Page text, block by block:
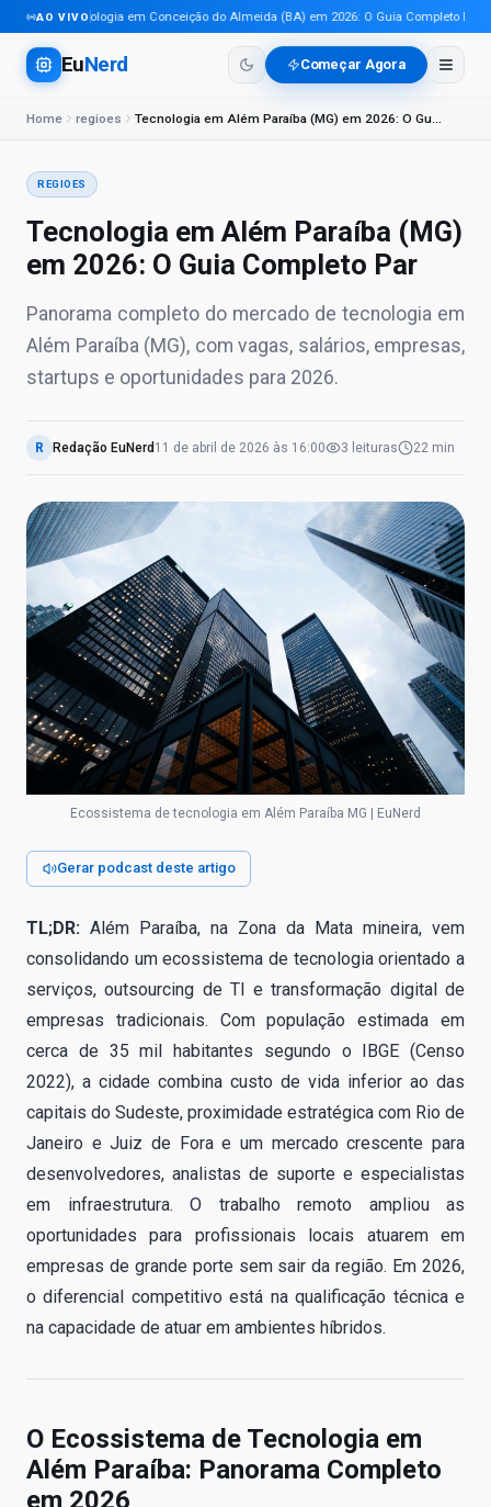
AO VIVO
Tecnologia em Conceição do Almeida (BA) em 2026: O Guia Completo Para
EuNerd Começar Agora
Home regioes Tecnologia em Além Paraíba (MG) em 2026: O Guia Completo Par
REGIOES
Tecnologia em Além Paraíba (MG)
em 2026: O Guia Completo Par
Panorama completo do mercado de tecnologia em
Além Paraíba (MG), com vagas, salários, empresas,
startups e oportunidades para 2026.
R Redação EuNerd 11 de abril de 2026 às 16:00 3 leituras 22 min
Ecossistema de tecnologia em Além Paraíba MG | EuNerd
Gerar podcast deste artigo
TL;DR: Além Paraíba, na Zona da Mata mineira, vem
consolidando um ecossistema de tecnologia orientado a
serviços, outsourcing de TI e transformação digital de
empresas tradicionais. Com população estimada em
cerca de 35 mil habitantes segundo o IBGE (Censo
2022), a cidade combina custo de vida inferior ao das
capitais do Sudeste, proximidade estratégica com Rio de
Janeiro e Juiz de Fora e um mercado crescente para
desenvolvedores, analistas de suporte e especialistas
em infraestrutura. O trabalho remoto ampliou as
oportunidades para profissionais locais atuarem em
empresas de grande porte sem sair da região. Em 2026,
o diferencial competitivo está na qualificação técnica e
na capacidade de atuar em ambientes híbridos.
O Ecossistema de Tecnologia em
Além Paraíba: Panorama Completo
em 2026